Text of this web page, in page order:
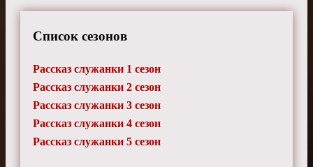
Сцены с детьми особенно трогательны.
Эльвира 31 июля 2025 г. 19:15
Слишком мало юмора для разрядки
Список сезонов
Рассказ служанки 1 сезон
Рассказ служанки 2 сезон
Рассказ служанки 3 сезон
Рассказ служанки 4 сезон
Рассказ служанки 5 сезон